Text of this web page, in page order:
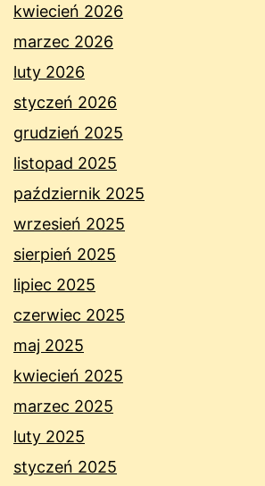
kwiecień 2026
marzec 2026
luty 2026
styczeń 2026
grudzień 2025
listopad 2025
październik 2025
wrzesień 2025
sierpień 2025
lipiec 2025
czerwiec 2025
maj 2025
kwiecień 2025
marzec 2025
luty 2025
styczeń 2025